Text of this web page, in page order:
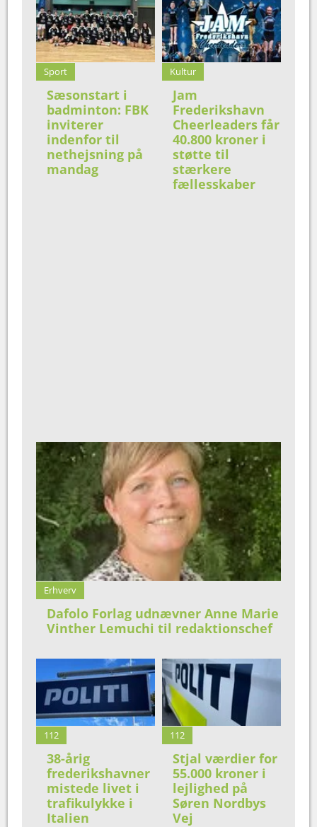
Sport
Sæsonstart i
badminton: FBK
inviterer
indenfor til
nethejsning på
mandag
Kultur
Jam
Frederikshavn
Cheerleaders får
40.800 kroner i
støtte til
stærkere
fællesskaber
Erhverv
Dafolo Forlag udnævner Anne Marie
Vinther Lemuchi til redaktionschef
112
38-årig
frederikshavner
mistede livet i
trafikulykke i
Italien
112
Stjal værdier for
55.000 kroner i
lejlighed på
Søren Nordbys
Vej